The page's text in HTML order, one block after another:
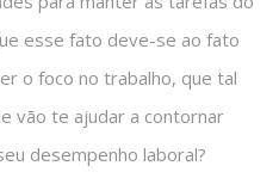
esse fato deve-se ao fato
o foco no trabalho, que tal
vão te ajudar a contornar
desempenho laboral?